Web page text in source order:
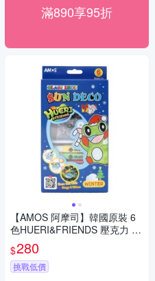
滿890享95折
【AMOS 阿摩司】韓國原裝 6
色HUERI&FRIENDS 壓克力 模
型板 DIY 玻璃彩繪 組/ 組 SD10
P6-H
$280
挑戰低價